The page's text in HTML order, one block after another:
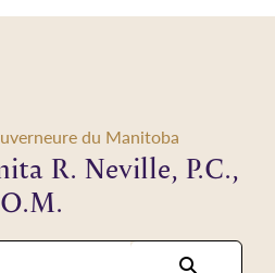
du Manitoba
R. Neville, P.C.,
O.M.